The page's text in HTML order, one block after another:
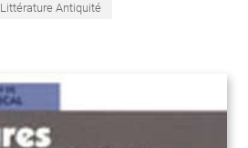
Littérature Antiquité